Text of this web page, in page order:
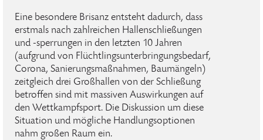
Eine besondere Brisanz entsteht dadurch, dass
erstmals nach zahlreichen Hallenschließungen
und -sperrungen in den letzten 10 Jahren
(aufgrund von Flüchtlingsunterbringungsbedarf,
Corona, Sanierungsmaßnahmen, Baumängeln)
zeitgleich drei Großhallen von der Schließung
betroffen sind mit massiven Auswirkungen auf
den Wettkampfsport. Die Diskussion um diese
Situation und mögliche Handlungsoptionen
nahm großen Raum ein.